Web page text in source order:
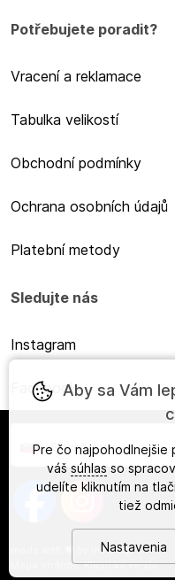
Potřebujete poradit?
Vracení a reklamace
Tabulka velikostí
Obchodní podmínky
Ochrana osobních údajů
Platební metody
Sledujte nás
Instagram
Facebook
Slovensky
ineShop
Mapa stránok,Klasická verzia
Aby sa Vám
Pre čo najpohodlnejšie
váš súhlas so
udelíte kliknutím na
tiež
Nastavenia